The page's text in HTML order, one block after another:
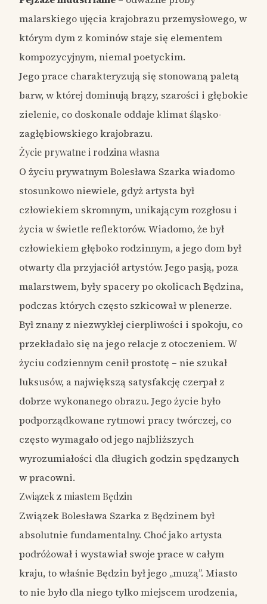
malarskiego ujęcia krajobrazu przemysłowego, w
którym dym z kominów staje się elementem
kompozycyjnym, niemal poetyckim.
Jego prace charakteryzują się stonowaną paletą
barw, w której dominują brązy, szarości i głębokie
zielenie, co doskonale oddaje klimat śląsko-
zagłębiowskiego krajobrazu.
Życie prywatne i rodzina własna
O życiu prywatnym Bolesława Szarka wiadomo
stosunkowo niewiele, gdyż artysta był
człowiekiem skromnym, unikającym rozgłosu i
życia w świetle reflektorów. Wiadomo, że był
człowiekiem głęboko rodzinnym, a jego dom był
otwarty dla przyjaciół artystów. Jego pasją, poza
malarstwem, były spacery po okolicach Będzina,
podczas których często szkicował w plenerze.
Był znany z niezwykłej cierpliwości i spokoju, co
przekładało się na jego relacje z otoczeniem. W
życiu codziennym cenił prostotę – nie szukał
luksusów, a największą satysfakcję czerpał z
dobrze wykonanego obrazu. Jego życie było
podporządkowane rytmowi pracy twórczej, co
często wymagało od jego najbliższych
wyrozumiałości dla długich godzin spędzanych
w pracowni.
Związek z miastem Będzin
Związek Bolesława Szarka z Będzinem był
absolutnie fundamentalny. Choć jako artysta
podróżował i wystawiał swoje prace w całym
kraju, to właśnie Będzin był jego „muzą”. Miasto
to nie było dla niego tylko miejscem urodzenia,